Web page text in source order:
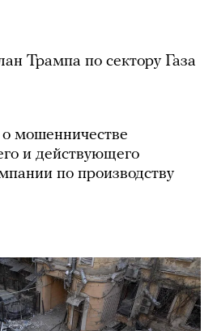
Трампа по сектору Газа
мошенничестве
и действующего
по производству